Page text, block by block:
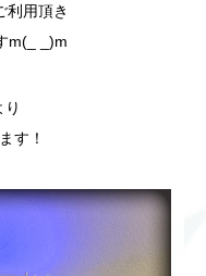
利用頂き
m(_ _)m
す！